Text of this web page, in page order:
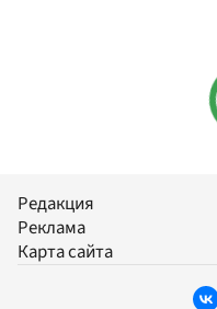
Редакция
Реклама
Карта сайта